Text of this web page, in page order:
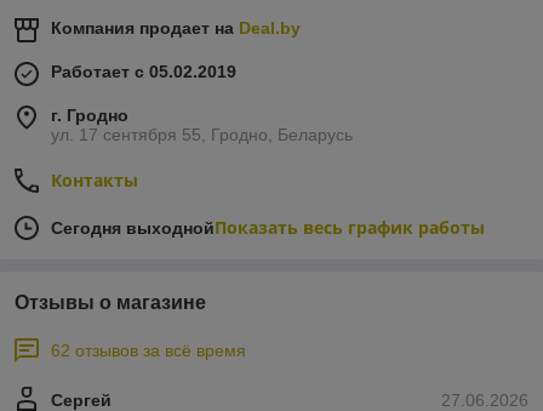
Компания продает на Deal.by
Работает с 05.02.2019
г. Гродно
ул. 17 сентября 55, Гродно, Беларусь
Контакты
Сегодня выходнойПоказать весь график работы
Отзывы о магазине
62 отзывов за всё время
27.06.2026
Сергей